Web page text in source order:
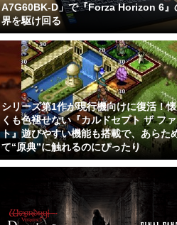
A7G60BK-D」で『Forza Horizon 6』
界を駆け回る
シリーズ第1作が現行機向けに復活！
くも色褪せない『カルドセプト ザ フ
ト』遊びやすい機能も搭載で、あらた
て“原典”に触れるのにぴったり